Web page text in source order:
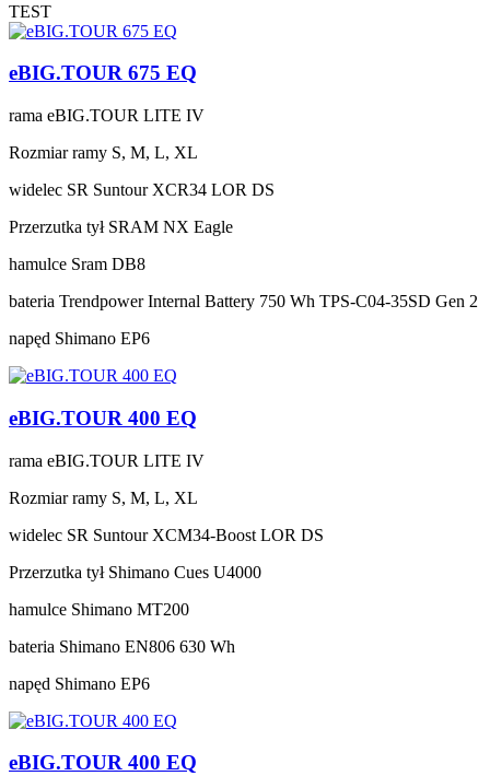
TEST
eBIG.TOUR 675 EQ
rama eBIG.TOUR LITE IV
Rozmiar ramy S, M, L, XL
widelec SR Suntour XCR34 LOR DS
Przerzutka tył SRAM NX Eagle
hamulce Sram DB8
bateria Trendpower Internal Battery 750 Wh TPS-C04-35SD Gen 2
napęd Shimano EP6
eBIG.TOUR 400 EQ
rama eBIG.TOUR LITE IV
Rozmiar ramy S, M, L, XL
widelec SR Suntour XCM34-Boost LOR DS
Przerzutka tył Shimano Cues U4000
hamulce Shimano MT200
bateria Shimano EN806 630 Wh
napęd Shimano EP6
eBIG.TOUR 400 EQ